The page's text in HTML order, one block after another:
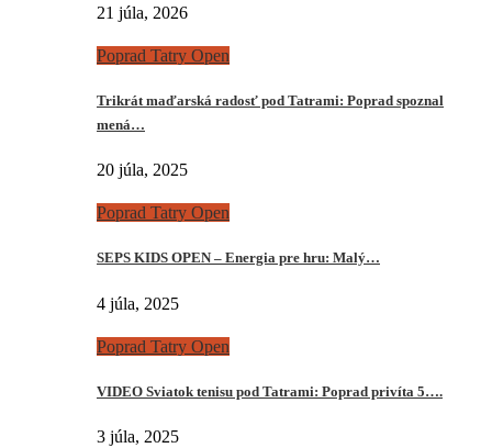
21 júla, 2026
Poprad Tatry Open
Trikrát maďarská radosť pod Tatrami: Poprad spoznal
mená…
20 júla, 2025
Poprad Tatry Open
SEPS KIDS OPEN – Energia pre hru: Malý…
4 júla, 2025
Poprad Tatry Open
VIDEO Sviatok tenisu pod Tatrami: Poprad privíta 5….
3 júla, 2025